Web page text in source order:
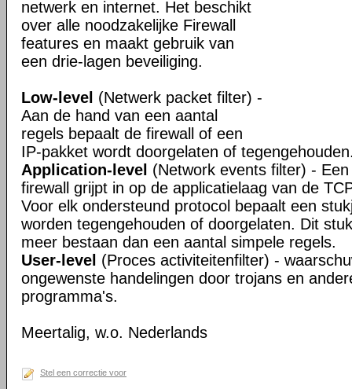
netwerk en internet. Het beschikt
over alle noodzakelijke Firewall
features en maakt gebruik van
een drie-lagen beveiliging.
Low-level (Netwerk packet filter) -
Aan de hand van een aantal
regels bepaalt de firewall of een
IP-pakket wordt doorgelaten of
Application-level (Network events filter) -
firewall grijpt in op de applicatielaag van de
Voor elk ondersteund protocol bepaalt een
worden tegengehouden of doorgelaten. Dit
meer bestaan dan een aantal simpele regels.
User-level (Proces activiteitenfilter) -
ongewenste handelingen door trojans en
programma's.
Meertalig, w.o. Nederlands
Stel een correctie voor